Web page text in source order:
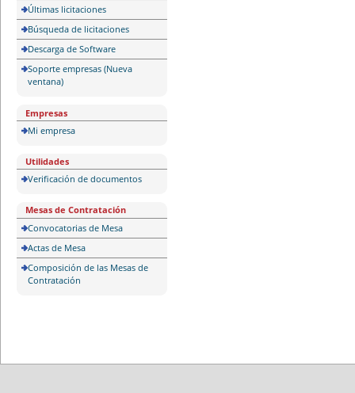
Últimas licitaciones
Búsqueda de licitaciones
Descarga de Software
Soporte empresas (Nueva
ventana)
Empresas
Mi empresa
Utilidades
Verificación de documentos
Mesas de Contratación
Convocatorias de Mesa
Actas de Mesa
Composición de las Mesas de
Contratación